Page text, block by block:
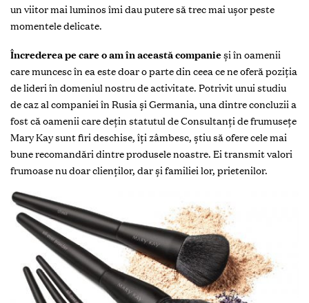
un viitor mai luminos îmi dau putere să trec mai uşor peste
momentele delicate.
Încrederea pe care o am în această companieși în oamenii
care muncesc în ea este doar o parte din ceea ce ne oferă poziția
de lideri în domeniul nostru de activitate. Potrivit unui studiu
de caz al companiei în Rusia şi Germania, una dintre concluzii a
fost că oamenii care dețin statutul de Consultanți de frumusețe
Mary Kay sunt firi deschise, îţi zâmbesc, știu să ofere cele mai
bune recomandări dintre produsele noastre. Ei transmit valori
frumoase nu doar clienților, dar şi familiei lor, prietenilor.